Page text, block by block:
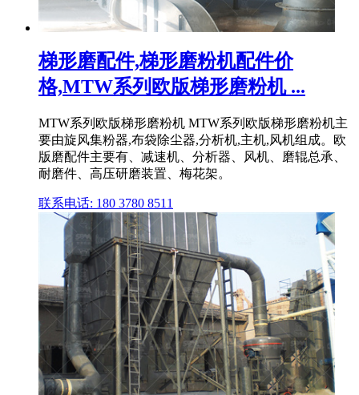
梯形磨配件,梯形磨粉机配件价
格,MTW系列欧版梯形磨粉机 ...
MTW系列欧版梯形磨粉机 MTW系列欧版梯形磨粉机主
要由旋风集粉器,布袋除尘器,分析机,主机,风机组成。欧
版磨配件主要有、减速机、分析器、风机、磨辊总承、
耐磨件、高压研磨装置、梅花架。
联系电话: 180 3780 8511